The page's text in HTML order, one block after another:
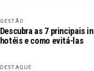
GESTÃO
Descubra as 7 principais
hotéis e como evitá-las
DESTAQUE